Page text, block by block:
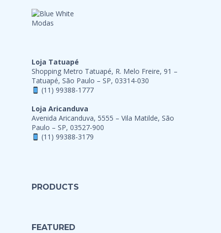
Loja Tatuapé
Shopping Metro Tatuapé, R. Melo Freire, 91 –
Tatuapé, São Paulo – SP, 03314-030
(11) 99388-1777
Loja Aricanduva
Avenida Aricanduva, 5555 – Vila Matilde, São
Paulo – SP, 03527-900
(11) 99388-3179
PRODUCTS
FEATURED